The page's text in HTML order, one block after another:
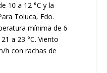
10 a 12 °C y la
Toluca, Edo.
mínima de 6
a 23 °C. Viento
h con rachas de